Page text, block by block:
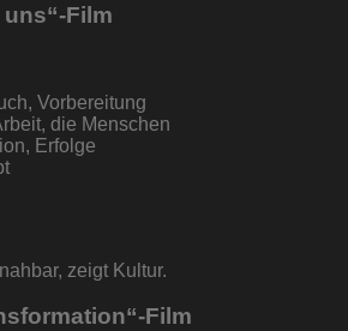
uns“-Film
Vorbereitung
die Menschen
Erfolge
zeigt Kultur.
Film